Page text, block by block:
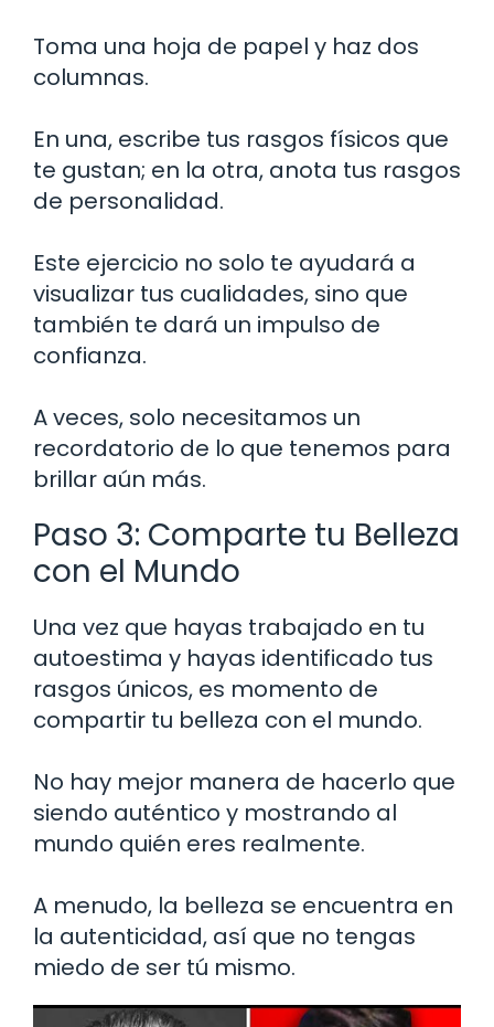
Toma una hoja de papel y haz dos
columnas.
En una, escribe tus rasgos físicos que
te gustan; en la otra, anota tus rasgos
de personalidad.
Este ejercicio no solo te ayudará a
visualizar tus cualidades, sino que
también te dará un impulso de
confianza.
A veces, solo necesitamos un
recordatorio de lo que tenemos para
brillar aún más.
Paso 3: Comparte tu Belleza
con el Mundo
Una vez que hayas trabajado en tu
autoestima y hayas identificado tus
rasgos únicos, es momento de
compartir tu belleza con el mundo.
No hay mejor manera de hacerlo que
siendo auténtico y mostrando al
mundo quién eres realmente.
A menudo, la belleza se encuentra en
la autenticidad, así que no tengas
miedo de ser tú mismo.